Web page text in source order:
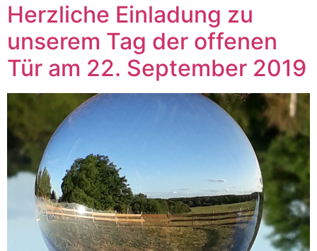
Herzliche Einladung zu
unserem Tag der offenen
Tür am 22. September 2019